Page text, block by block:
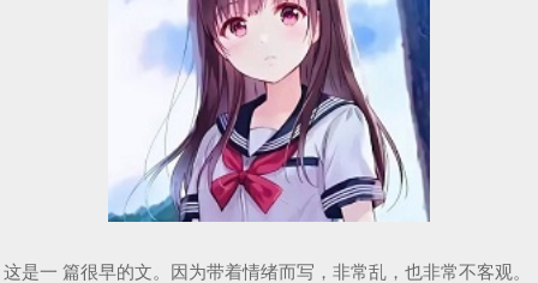
这是一 篇很早的文。因为带着情绪而写，非常乱，也非常不客观。